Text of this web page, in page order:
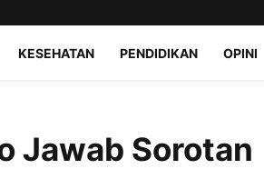
KESEHATAN PENDIDIKAN OPINI
Jawab Sorotan